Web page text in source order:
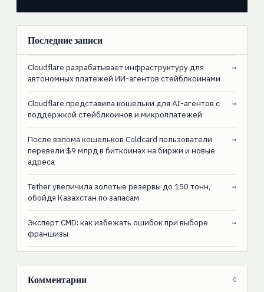
Последние записи
Cloudflare разрабатывает инфраструктуру для
автономных платежей ИИ-агентов стейблкоинами
→
Cloudflare представила кошельки для AI-агентов с
поддержкой стейблкоинов и микроплатежей
→
После взлома кошельков Coldcard пользователи
перевели $9 млрд в биткоинах на биржи и новые
адреса
→
Tether увеличила золотые резервы до 150 тонн,
обойдя Казахстан по запасам
→
Эксперт CMD: как избежать ошибок при выборе
франшизы
→
Комментарии 0